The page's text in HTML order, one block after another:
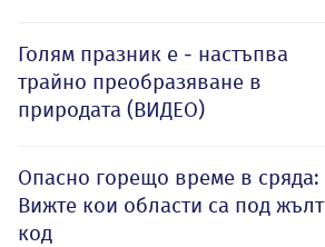
Голям празник е - настъпва
трайно преобразяване в
природата (ВИДЕО)
Опасно горещо време в сряда:
Вижте кои области са под жълт
код